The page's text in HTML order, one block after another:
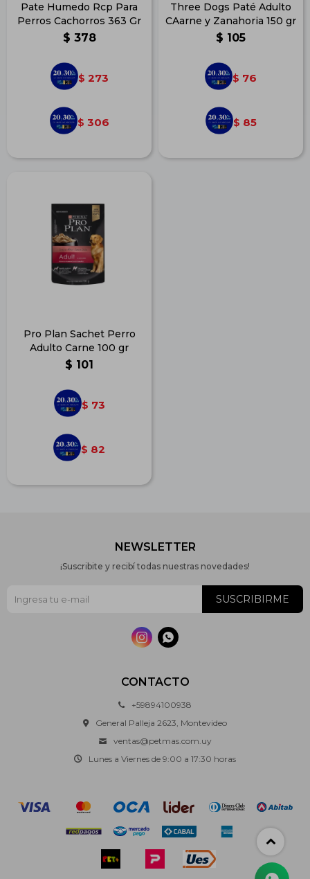
Pate Humedo Rcp Para
Perros Cachorros 363 Gr
$ 378
$ 273
$ 306
Three Dogs Paté Adulto
CAarne y Zanahoria 150 gr
$ 105
$ 76
$ 85
Pro Plan Sachet Perro
Adulto Carne 100 gr
$ 101
$ 73
$ 82
CONTACTO
+59894100938
General Palleja 2623, Montevideo
ventas@petmas.com.uy
Lunes a Viernes de 9:00 a 17:30 horas
NEWSLETTER
¡Suscribite y recibí todas nuestras novedades!
SUSCRIBIRME
 